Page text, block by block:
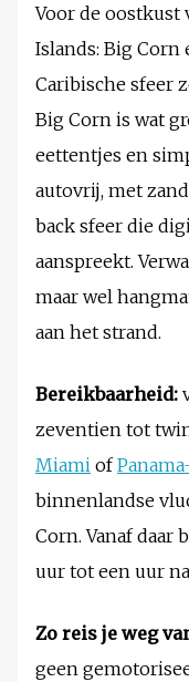
Voor de oostkust
Islands: Big
Caribische sfeer
Big Corn is wat
eettentjes en
autovrij, met
back sfeer die
aanspreekt.
maar wel
aan het strand.
Bereikbaarheid:
zeventien tot
Miami of
binnenlandse
Corn. Vanaf daar
uur tot een uur
Zo reis je weg
geen